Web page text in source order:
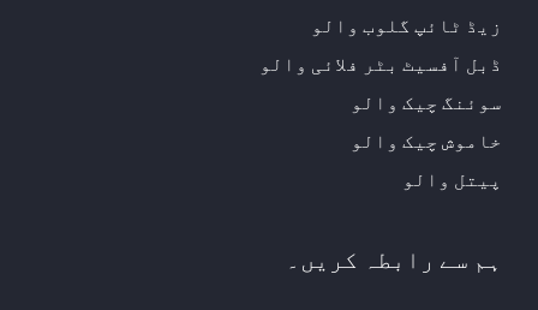
زیڈ ٹائپ گلوب والو
ڈبل آفسیٹ بٹر فلائی والو
سوئنگ چیک والو
خاموش چیک والو
پیتل والو
ہم سے رابطہ کریں۔